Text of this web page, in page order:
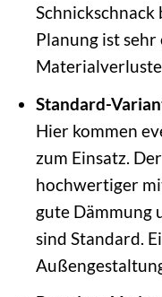
Schnickschnack
Planung ist
Standard-
Hier kommen
zum Einsatz.
hochwertiger
gute Dämmung
sind Standard.